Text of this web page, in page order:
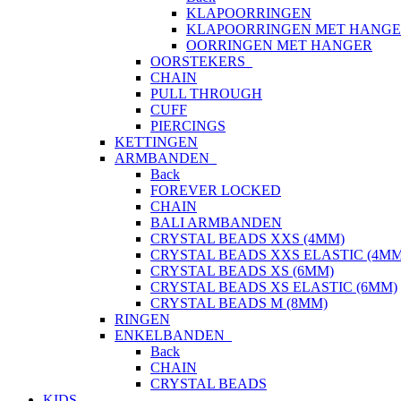
KLAPOORRINGEN
KLAPOORRINGEN MET
OORRINGEN MET HANGER
OORSTEKERS
CHAIN
PULL THROUGH
CUFF
PIERCINGS
KETTINGEN
ARMBANDEN
Back
FOREVER LOCKED
CHAIN
BALI ARMBANDEN
CRYSTAL BEADS XXS (4MM)
CRYSTAL BEADS XXS ELASTIC
CRYSTAL BEADS XS (6MM)
CRYSTAL BEADS XS ELASTIC (6MM)
CRYSTAL BEADS M (8MM)
RINGEN
ENKELBANDEN
Back
CHAIN
CRYSTAL BEADS